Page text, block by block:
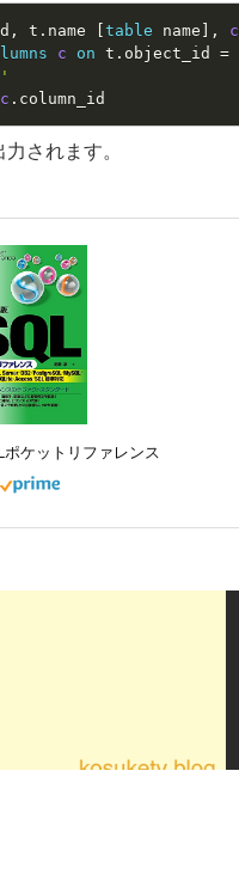
, t . name [table name , c
c on t . object_id =
c . column_id
されます。
ケットリファレンス